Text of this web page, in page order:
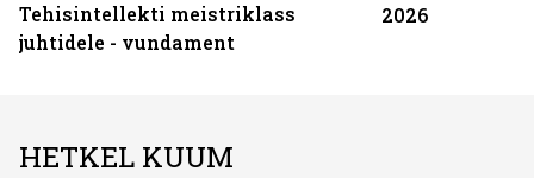
Tehisintellekti meistriklass
juhtidele - vundament
2026
HETKEL KUUM